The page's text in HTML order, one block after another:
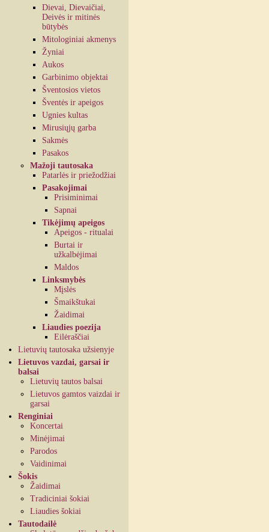
Dievai, Dievaičiai,
Deivės ir mitinės
būtybės
Mitologiniai akmenys
Žyniai
Aukos
Garbinimo objektai
Šventosios vietos
Šventės ir apeigos
Ugnies kultas
Mirusiųjų garba
Sakmės
Pasakos
Mažoji tautosaka
Patarlės ir priežodžiai
Pasakojimai
Prisiminimai
Sapnai
Tikėjimų apeigos
Apeigos - ritualai
Burtai ir
užkalbėjimai
Maldos
Linksmybės
Mįslės
Šmaikštukai
Žaidimai
Liaudies poezija
Eilėraščiai
Lietuvių tautosaka užsienyje
Lietuvos vazdai, garsai ir
balsai
Lietuvių tautos balsai
Lietuvos gamtos vaizdai ir
garsai
Renginiai
Koncertai
Minėjimai
Parodos
Vaidinimai
Šokis
Žaidimai
Tradiciniai šokiai
Liaudies šokiai
Tautodailė